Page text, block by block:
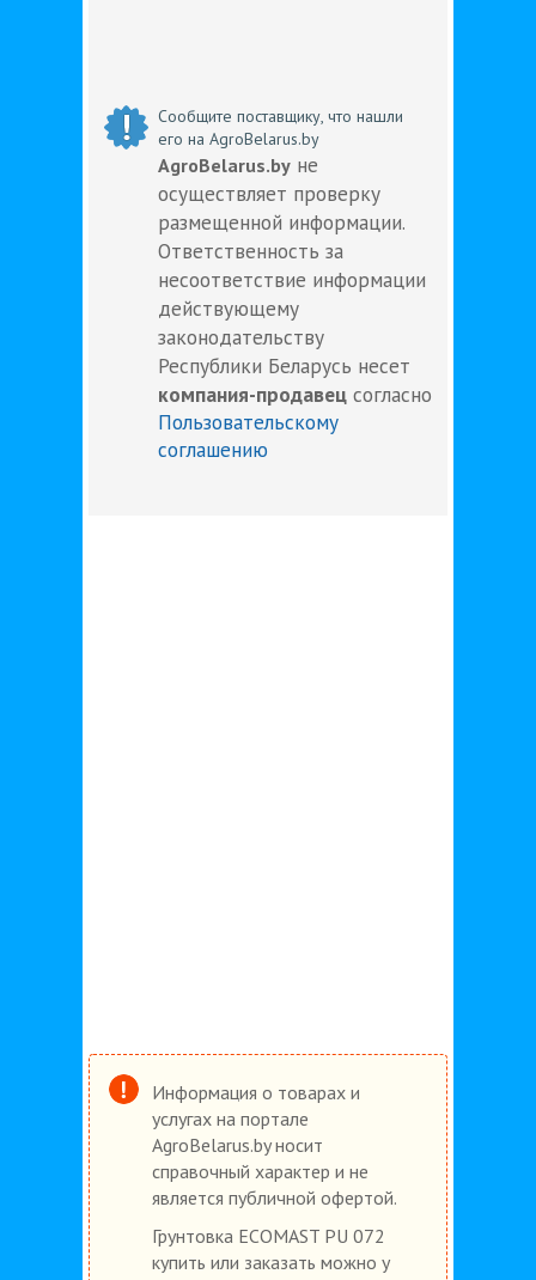
Сообщите поставщику, что нашли
его на AgroBelarus.by
AgroBelarus.by не
осуществляет проверку
размещенной информации.
Ответственность за
несоответствие информации
действующему
законодательству
Республики Беларусь несет
компания-продавец согласно
Пользовательскому
соглашению
Информация о товарах и
услугах на портале
AgroBelarus.by носит
справочный характер и не
является публичной офертой.
Грунтовка ECOMAST PU 072
купить или заказать можно у